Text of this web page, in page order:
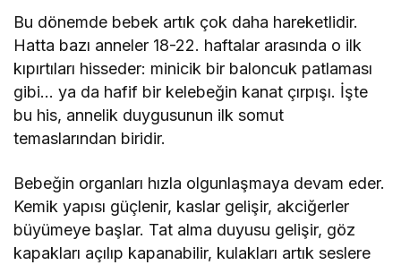
Bu dönemde bebek artık çok daha hareketlidir.
Hatta bazı anneler 18-22. haftalar arasında o ilk
kıpırtıları hisseder: minicik bir baloncuk patlaması
gibi… ya da hafif bir kelebeğin kanat çırpışı. İşte
bu his, annelik duygusunun ilk somut
temaslarından biridir.
Bebeğin organları hızla olgunlaşmaya devam eder.
Kemik yapısı güçlenir, kaslar gelişir, akciğerler
büyümeye başlar. Tat alma duyusu gelişir, göz
kapakları açılıp kapanabilir, kulakları artık seslere